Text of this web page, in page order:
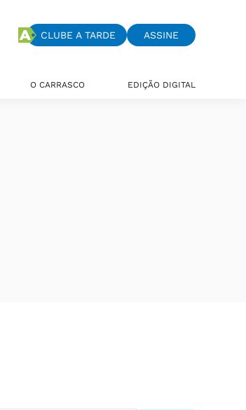
CLUBE A TARDE ASSINE
O CARRASCO EDIÇÃO DIGITAL